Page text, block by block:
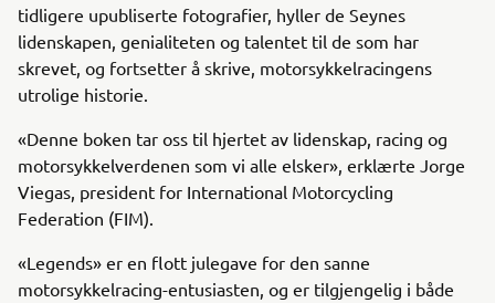
tidligere upubliserte fotografier, hyller de Seynes
lidenskapen, genialiteten og talentet til de som har
skrevet, og fortsetter å skrive, motorsykkelracingens
utrolige historie.
«Denne boken tar oss til hjertet av lidenskap, racing og
motorsykkelverdenen som vi alle elsker», erklærte Jorge
Viegas, president for International Motorcycling
Federation (FIM).
«Legends» er en flott julegave for den sanne
motorsykkelracing-entusiasten, og er tilgjengelig i både